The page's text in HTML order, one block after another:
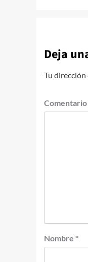
Deja
Tu
Comentario
Nombre *